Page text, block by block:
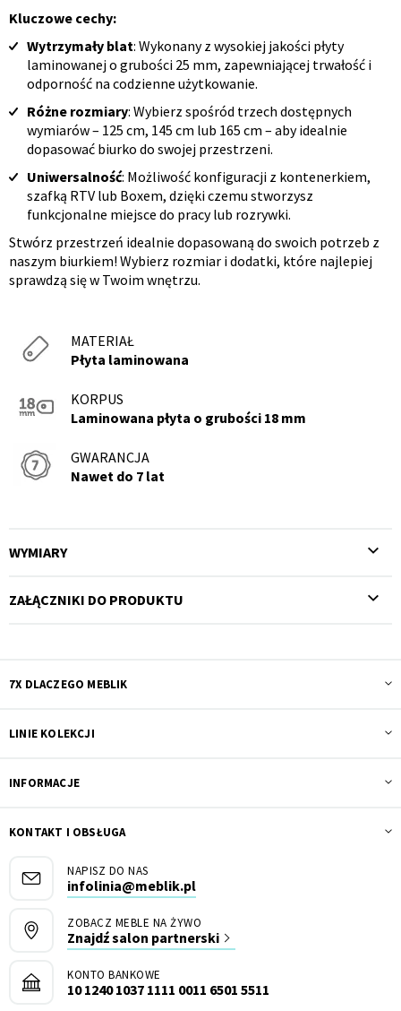
Kluczowe cechy:
Wytrzymały blat: Wykonany z wysokiej jakości płyty
laminowanej o grubości 25 mm, zapewniającej trwałość i
odporność na codzienne użytkowanie.
Różne rozmiary: Wybierz spośród trzech dostępnych
wymiarów – 125 cm, 145 cm lub 165 cm – aby idealnie
dopasować biurko do swojej przestrzeni.
Uniwersalność: Możliwość konfiguracji z kontenerkiem,
szafką RTV lub Boxem, dzięki czemu stworzysz
funkcjonalne miejsce do pracy lub rozrywki.
Stwórz przestrzeń idealnie dopasowaną do swoich potrzeb z
naszym biurkiem! Wybierz rozmiar i dodatki, które najlepiej
sprawdzą się w Twoim wnętrzu.
MATERIAŁ
Płyta laminowana
KORPUS
Laminowana płyta o grubości 18 mm
GWARANCJA
Nawet do 7 lat
WYMIARY
ZAŁĄCZNIKI DO PRODUKTU
7X DLACZEGO MEBLIK
LINIE KOLEKCJI
INFORMACJE
KONTAKT I OBSŁUGA
NAPISZ DO NAS
infolinia@meblik.pl
ZOBACZ MEBLE NA ŻYWO
Znajdź salon partnerski
KONTO BANKOWE
10 1240 1037 1111 0011 6501 5511